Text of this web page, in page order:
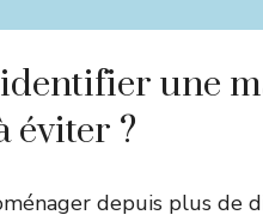
une
éviter ?
depuis plus de